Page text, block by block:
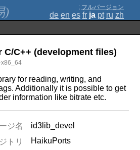
) ; フルバージョン
de en es fr ja pt ru zh
C/C++ (development files)
for reading, writing, and
Additionally it is possible to get
information like bitrate etc.
ジ名
id3lib_devel
トリ
HaikuPorts